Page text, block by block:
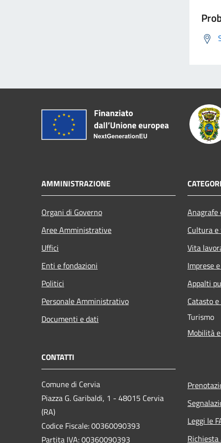
AMMINISTRAZIONE
Organi di Governo
Aree Amministrative
Uffici
Enti e fondazioni
Politici
Personale Amministrativo
Documenti e dati
Cultura
Vita
Imprese
Appalti
Catasto
Turismo
Mobilità
CONTATTI
Comune di Cervia
Piazza G. Garibaldi, 1 - 48015 Cervia
(RA)
Codice Fiscale: 00360090393
Partita IVA: 00360090393
Leggi le